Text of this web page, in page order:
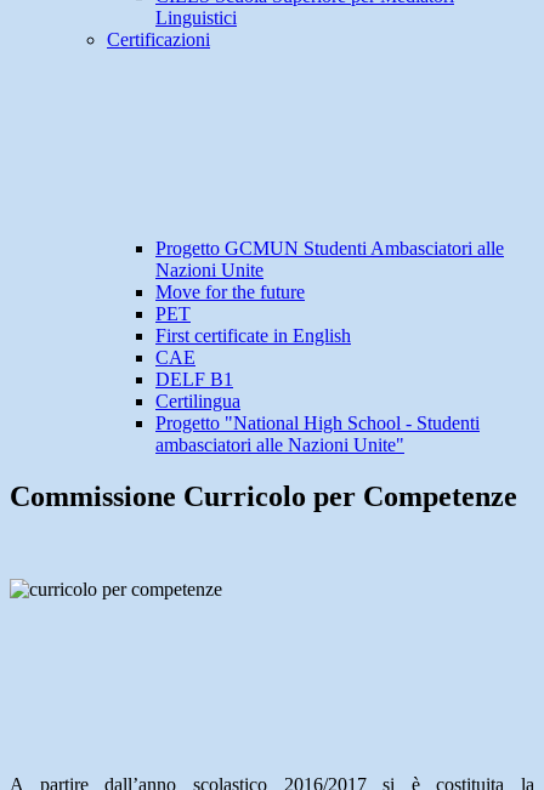
Linguistici
Certificazioni
Progetto GCMUN Studenti Ambasciatori alle
Nazioni Unite
Move for the future
PET
First certificate in English
CAE
DELF B1
Certilingua
Progetto "National High School - Studenti
ambasciatori alle Nazioni Unite"
Commissione Curricolo per Competenze
A partire dall’anno scolastico 2016/2017 si è costituita la